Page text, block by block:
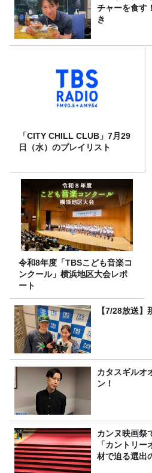
チャーを食す
き
「CITY CHILL CLUB」7月29
日（水）のプレイリスト
令和8年度「TBSこども音楽コ
ンクール」横浜地区大会レポ
ート
【7/28放送
カタスギルオ
ン！
カンヌ映画祭
「カントリ
材で迫る選出